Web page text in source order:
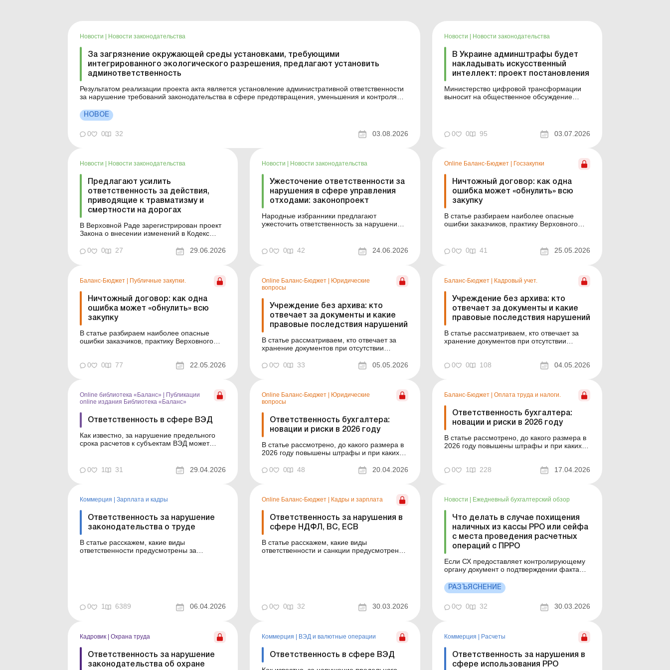
Новости Новости законодательства
За загрязнение окружающей среды установками, требующими
интегрированного экологического разрешения, предлагают установить
админответственность
Результатом реализации проекта акта является установление административной ответственности
за нарушение требований законодательства в сфере предотвращения, уменьшения и контроля
теме: Заключение по оценке возде...
НОВОЕ
0 0 32 03.08.2026
Новости Новости законодательства
В Украине админштрафы будет
накладывать искусственный
интеллект: проект постановления
Министерство цифровой трансформации
выносит на общественное обсуждение
судопроизводства». Больше по теме: В
течение какого срока орган ГНС может
0 0 95 03.07.2026
Новости Новости законодательства
Предлагают усилить
ответственность за действия,
приводящие к травматизму и
смертности на дорогах
В Верховной Раде зарегистрирован проект
Закона о внесении изменений в Кодекс
правонарушениях относительно усиления
ответственности за действия, приводящие к
автомобиль редприятия из-за сугробов на
дор...
0 0 27 29.06.2026
Новости Новости законодательства
Ужесточение ответственности за
нарушения в сфере управления
отходами: законопроект
Народные избранники предлагают
ужесточить ответственность за нарушения в
законопроект – узнайте из этого материала.
Больше по теме: Законодательство об
предприя...
0 0 42 24.06.2026
Online Баланс-Бюджет Госзакупки
Ничтожный договор: как одна
ошибка может «обнулить» всю
закупку
В статье разбираем наиболее опасные
ошибки заказчиков, практику Верховного
Баланс-Бюджет № 21 от 26 мая 2026 года
Заказчик провел закупку, подписал договор,
0 0 41 25.05.2026
Баланс-Бюджет | Публичные закупки.
Ничтожный договор: как одна
ошибка может «обнулить» всю
закупку
В статье разбираем наиболее опасные
ошибки заказчиков, практику Верховного
Заказчик провел закупку, подписал договор,
0 0 77 22.05.2026
Online Баланс-Бюджет | Юридические
вопросы
Учреждение без архива: кто
отвечает за документы и какие
правовые последствия нарушений
В статье рассматриваем, кто отвечает за
хранение документов при отсутствии
предлагаем образец приказа. Баланс-
Бюджет № 18 от 5 мая 2026 года В
ответственного за архивное хранение
документов...
0 0 33 05.05.2026
Баланс-Бюджет | Кадровый учет.
Учреждение без архива: кто
отвечает за документы и какие
правовые последствия нарушений
В статье рассматриваем, кто отвечает за
хранение документов при отсутствии
законодательстве отсутствие архива в
нарушение требовани...
0 0 108 04.05.2026
Online библиотека «Баланс»
Публикации
online издания Библиотека «Баланс»
Ответственность в сфере ВЭД
Как известно, за нарушение предельного
срока расчетов к субъектам ВЭД может
установлена финансовая и
административная ответственность за
читайте в статье. Библи...
0 1 31 29.04.2026
Online Баланс-Бюджет
Юридические
вопросы
Ответственность бухгалтера:
новации и риски в 2026 году
В статье рассмотрено, до какого размера в
2026 году повышены штрафы и при каких
Бюджет № 16 от 21 апреля 2026 года В
современных условиях профессия
юридических рисков. Дополнительным
триггеро...
0 0 48 20.04.2026
Баланс-Бюджет Оплата труда и налоги.
Ответственность бухгалтера:
новации и риски в 2026 году
В статье рассмотрено, до какого размера в
2026 году повышены штрафы и при каких
бухгалтера в Украине остается одной из
Госбюджета-2026....
0 1 228 17.04.2026
Коммерция Зарплата и кадры
Ответственность за нарушение
законодательства о труде
В статье расскажем, какие виды
ответственности предусмотрены за
требован...
0 1 6389 06.04.2026
Online Баланс-Бюджет Кадры и зарплата
Ответственность за нарушения в
сфере НДФЛ, ВС, ЕСВ
В статье расскажем, какие виды
ответственности и санкции предусмотрены
0
0 32 30.03.2026
Новости Ежедневный бухгалтерский обзор
Что делать в случае похищения
наличных из кассы РРО или сейфа
с места проведения расчетных
операций с ПРРО
Если СХ предоставляет контролирующему
органу документ о подтверждении факта
уведомление в органы МВД о похищении
наличных из ящика РРО (сейфа) или с
места проведения расчетных операций, где
используется программный РРО, то
РАЗЪЯСНЕНИЕ
0 0 32 30.03.2026
Кадровик | Охрана труда
Ответственность за нарушение
законодательства об охране
Коммерция | ВЭД и валютные операции
Ответственность в сфере ВЭД
Коммерция | Расчеты
Ответственность за нарушения в
сфере использования РРО